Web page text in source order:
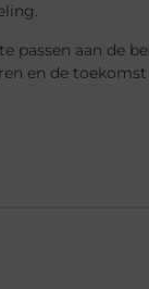
passen aan de
en de